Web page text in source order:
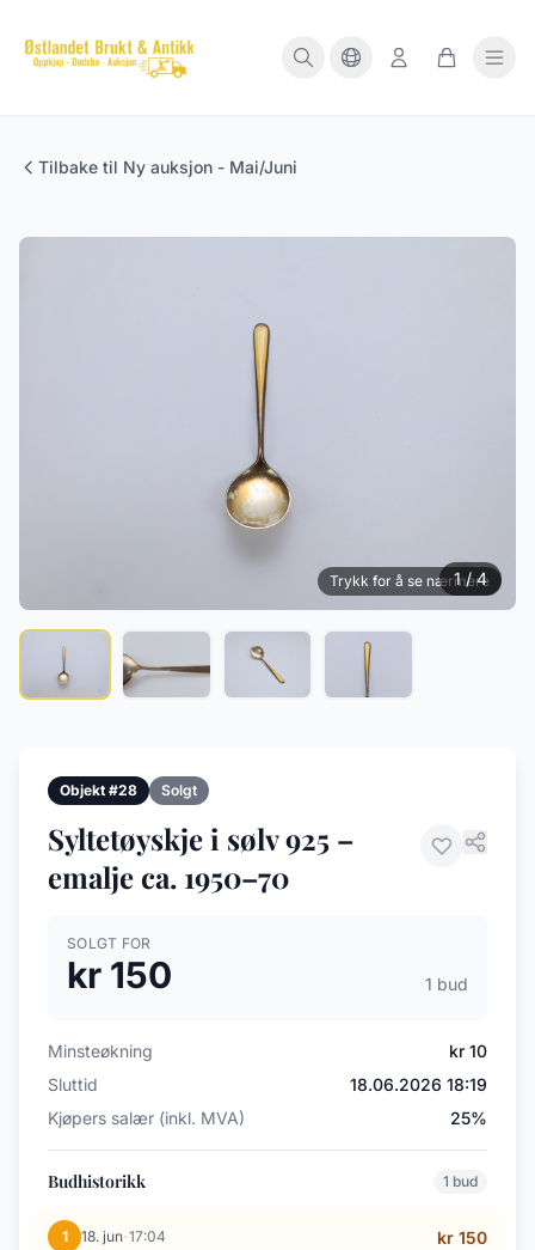
Tilbake til Ny auksjon - Mai/Juni
Trykk for å se nærmere
1 / 4
Objekt #28 Solgt
Syltetøyskje i sølv 925 –
emalje ca. 1950–70
SOLGT FOR
kr 150 1 bud
Minsteøkning
kr 10
Sluttid
18.06.2026 18:19
Kjøpers salær (inkl. MVA)
25%
Budhistorikk 1 bud
1 18. jun·17:04 kr 150